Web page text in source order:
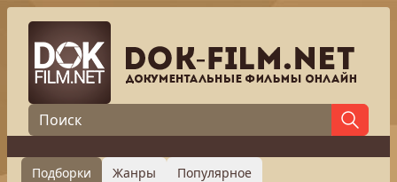
Подборки Жанры Популярное